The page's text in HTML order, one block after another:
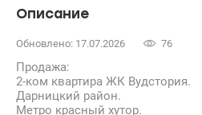
Описание
Обновлено: 17.07.2026 76
Продажа:
2-ком квартира ЖК Вудстория.
Дарницкий район.
Метро красный хутор.